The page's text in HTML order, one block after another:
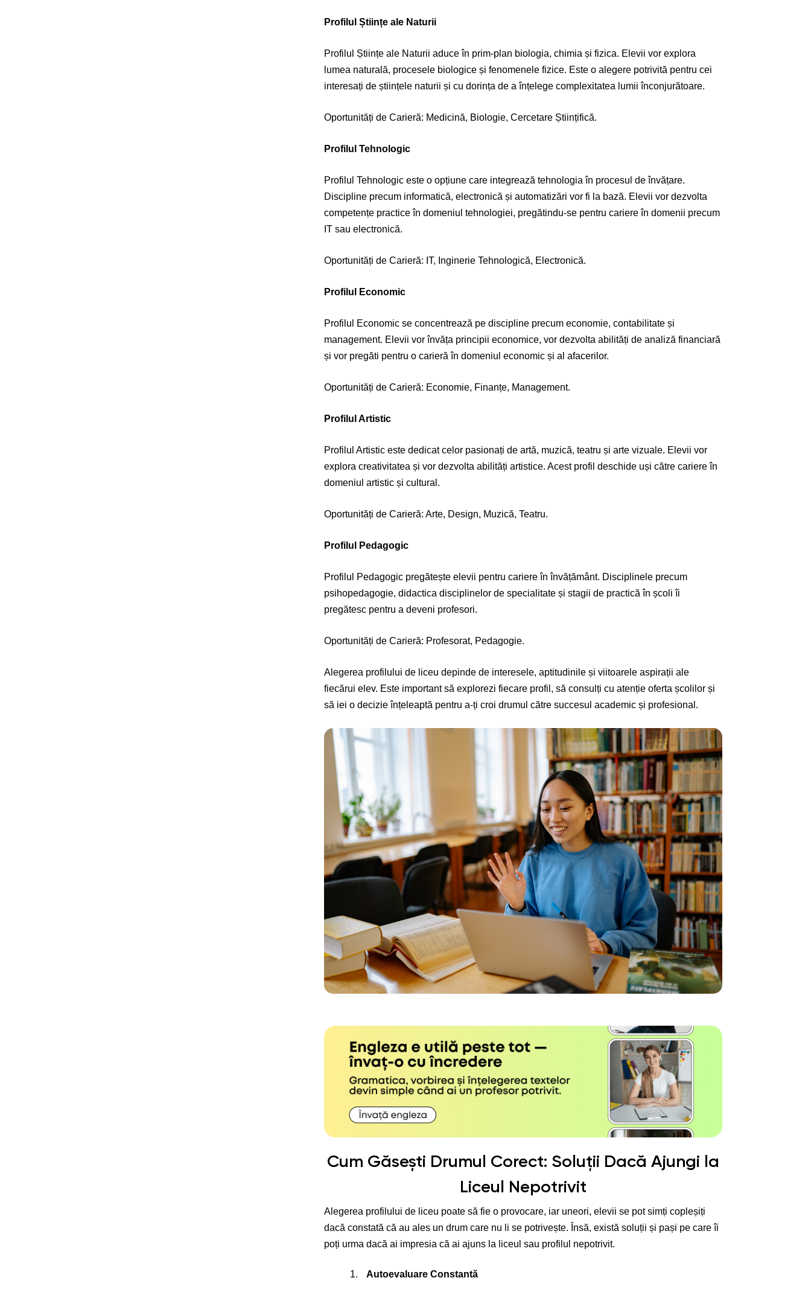
Profilul Științe ale Naturii
Profilul Științe ale Naturii aduce în prim-plan biologia, chimia și fizica. Elevii vor explora
lumea naturală, procesele biologice și fenomenele fizice. Este o alegere potrivită pentru cei
interesați de științele naturii și cu dorința de a înțelege complexitatea lumii înconjurătoare.
Oportunități de Carieră: Medicină, Biologie, Cercetare Științifică.
Profilul Tehnologic
Profilul Tehnologic este o opțiune care integrează tehnologia în procesul de învățare.
Discipline precum informatică, electronică și automatizări vor fi la bază. Elevii vor dezvolta
competențe practice în domeniul tehnologiei, pregătindu-se pentru cariere în domenii precum
IT sau electronică.
Oportunități de Carieră: IT, Inginerie Tehnologică, Electronică.
Profilul Economic
Profilul Economic se concentrează pe discipline precum economie, contabilitate și
management. Elevii vor învăța principii economice, vor dezvolta abilități de analiză financiară
și vor pregăti pentru o carieră în domeniul economic și al afacerilor.
Oportunități de Carieră: Economie, Finanțe, Management.
Profilul Artistic
Profilul Artistic este dedicat celor pasionați de artă, muzică, teatru și arte vizuale. Elevii vor
explora creativitatea și vor dezvolta abilități artistice. Acest profil deschide uși către cariere în
domeniul artistic și cultural.
Oportunități de Carieră: Arte, Design, Muzică, Teatru.
Profilul Pedagogic
Profilul Pedagogic pregătește elevii pentru cariere în învățământ. Disciplinele precum
psihopedagogie, didactica disciplinelor de specialitate și stagii de practică în școli îi
pregătesc pentru a deveni profesori.
Oportunități de Carieră: Profesorat, Pedagogie.
Alegerea profilului de liceu depinde de interesele, aptitudinile și viitoarele aspirații ale
fiecărui elev. Este important să explorezi fiecare profil, să consulți cu atenție oferta școlilor și
să iei o decizie înțeleaptă pentru a-ți croi drumul către succesul academic și profesional.
Cum Găsești Drumul Corect: Soluții Dacă Ajungi la
Liceul Nepotrivit
Alegerea profilului de liceu poate să fie o provocare, iar uneori, elevii se pot simți copleșiți
dacă constată că au ales un drum care nu li se potrivește. Însă, există soluții și pași pe care îi
poți urma dacă ai impresia că ai ajuns la liceul sau profilul nepotrivit.
Autoevaluare Constantă